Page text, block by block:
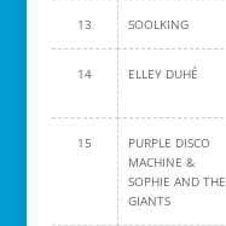
13 SOOLKING
14 ELLEY DUHÉ
15
PURPLE DISCO
MACHINE &
SOPHIE AND THE
GIANTS